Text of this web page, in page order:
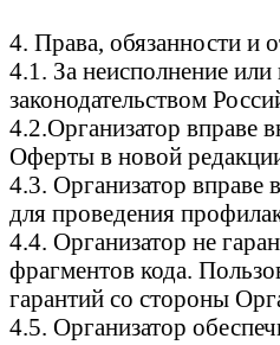
4. Права, обязанности и
4.1. За неисполнение
законодательством
4.2.Организатор вправе
Оферты в новой
4.3. Организатор вправе
для проведения
4.4. Организатор не
фрагментов кода.
гарантий со стороны
4.5. Организатор